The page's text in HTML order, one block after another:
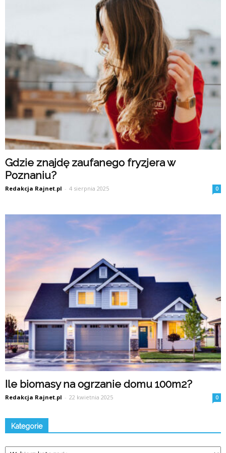
Gdzie znajdę zaufanego fryzjera w
Poznaniu?
Redakcja Rajnet.pl - 4 sierpnia 2025 0
Ile biomasy na ogrzanie domu 100m2?
Redakcja Rajnet.pl - 22 kwietnia 2025 0
Kategorie
Kategorie